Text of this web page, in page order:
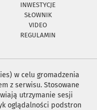
INWESTYCJE
SŁOWNIK
VIDEO
REGULAMIN
w celu gromadzenia
z serwisu. Stosowane
utrzymanie sesji
oglądalności podstron